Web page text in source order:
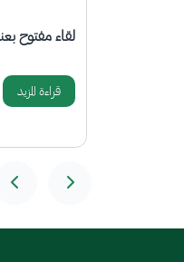
ورشة عمل
قراءة المزيد